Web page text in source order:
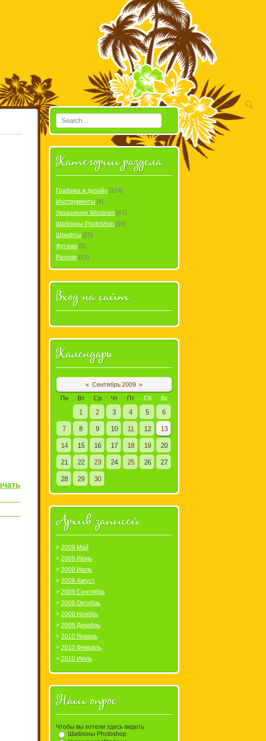
Категории раздела
Графика и дизайн [104]
Инструменты [4]
Украшения Windows [47]
Шаблоны Photoshop [90]
Шрифты [25]
Футажи [5]
Разное [33]
Вход на сайт
Календарь
« Сентябрь 2009 »
Пн
Вт Ср Чт Пт Сб Вс
1 2 3 4 5 6
7 8 9 10 11 12 13
14 15 16 17 18 19 20
21 22 23 24 25 26 27
28 29 30
Архив записей
2009 Май
2009 Июнь
2009 Июль
2009 Август
2009 Сентябрь
2009 Октябрь
2009 Ноябрь
2009 Декабрь
2010 Январь
2010 Февраль
2010 Июль
Наш опрос
Чтобы вы хотели здесь видеть
Шаблоны Photoshop